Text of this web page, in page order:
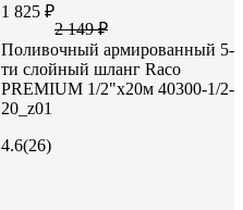
1 825 ₽
2 149 ₽
Поливочный армированный 5-
ти слойный шланг Raco
PREMIUM 1/2"x20м 40300-1/2-
20_z01
4.6(26)